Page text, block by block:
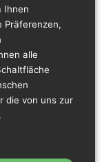
und
Familie
Ihnen
Präferenzen,
alle
die von uns zur